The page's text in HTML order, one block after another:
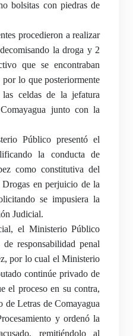
bolsitas con piedras de
procedieron a realizar
la droga y 2
que se encontraban
lo que posteriormente
celdas de la jefatura
junto con la
Público presentó el
la conducta de
como constitutiva del
en perjuicio de la
se impusiera la
Judicial.
el Ministerio Público
responsabilidad penal
por lo cual el Ministerio
continúe privado de
el proceso en su contra,
de Letras de Comayagua
y ordenó la
remitiéndolo al